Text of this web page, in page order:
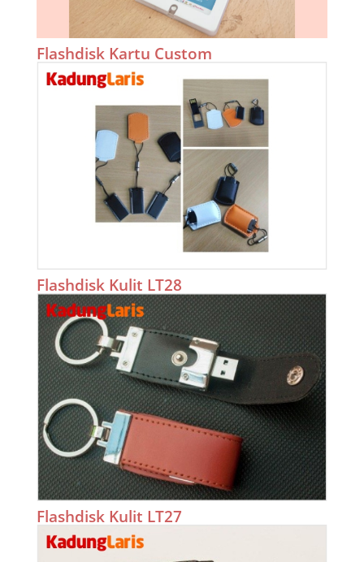
Flashdisk Kartu Custom
Flashdisk Kulit LT28
Flashdisk Kulit LT27